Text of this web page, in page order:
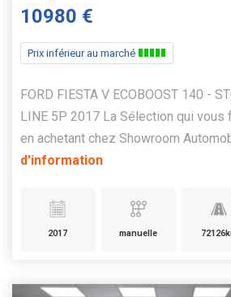
10980 €
Prix inférieur au marché
FORD FIESTA V ECOBOOST 140 -
LINE 5P 2017 La Sélection qui
en achetant chez Showroom
d'information
2017 manuelle